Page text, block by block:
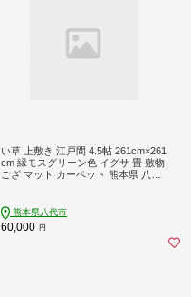
い草 上敷き 江戸間 4.5帖 261cm×261
cm 縁モスグリーン色 イグサ 畳 敷物
ござ マット カーペット 熊本県 八代
熊本県八代市
60,000 円